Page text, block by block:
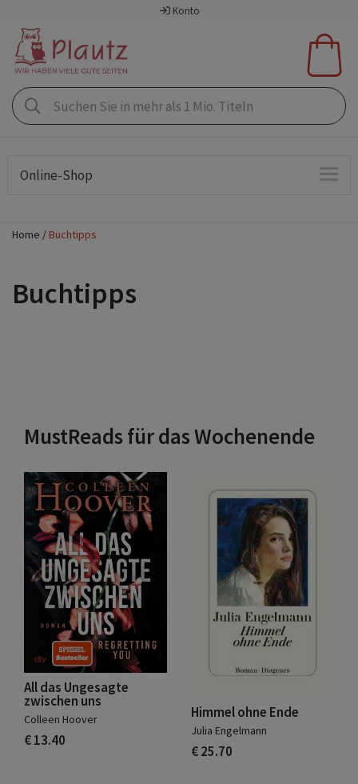
Konto
Online-Shop
Home Buchtipps
Buchtipps
MustReads für das Wochenende
All das Ungesagte
zwischen uns
Colleen Hoover
€ 13.40
Himmel ohne Ende
Julia Engelmann
€ 25.70